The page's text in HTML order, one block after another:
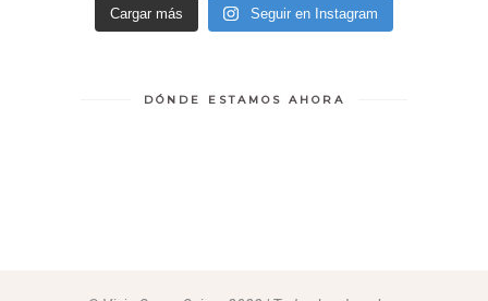
Cargar más Seguir en Instagram
DÓNDE ESTAMOS AHORA